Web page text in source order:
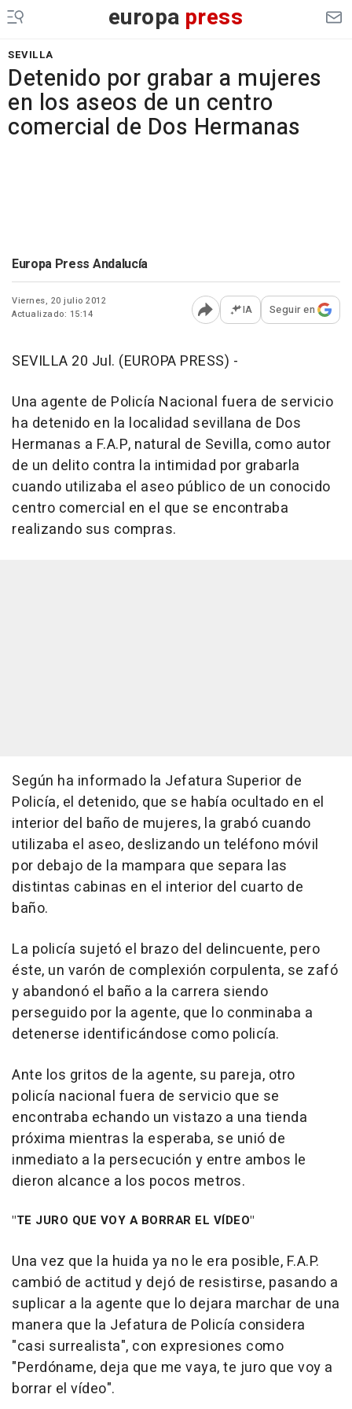
europa press
SEVILLA
Detenido por grabar a mujeres
en los aseos de un centro
comercial de Dos Hermanas
Europa Press Andalucía
Viernes, 20 julio 2012
Actualizado: 15:14
Abrir opciones para
IA Seguir en
SEVILLA 20 Jul. (EUROPA PRESS) -
Una agente de Policía Nacional fuera de servicio
ha detenido en la localidad sevillana de Dos
Hermanas a F.A.P, natural de Sevilla, como autor
de un delito contra la intimidad por grabarla
cuando utilizaba el aseo público de un conocido
centro comercial en el que se encontraba
realizando sus compras.
Según ha informado la Jefatura Superior de
Policía, el detenido, que se había ocultado en el
interior del baño de mujeres, la grabó cuando
utilizaba el aseo, deslizando un teléfono móvil
por debajo de la mampara que separa las
distintas cabinas en el interior del cuarto de
baño.
La policía sujetó el brazo del delincuente, pero
éste, un varón de complexión corpulenta, se zafó
y abandonó el baño a la carrera siendo
perseguido por la agente, que lo conminaba a
detenerse identificándose como policía.
Ante los gritos de la agente, su pareja, otro
policía nacional fuera de servicio que se
encontraba echando un vistazo a una tienda
próxima mientras la esperaba, se unió de
inmediato a la persecución y entre ambos le
dieron alcance a los pocos metros.
"TE JURO QUE VOY A BORRAR EL VÍDEO"
Una vez que la huida ya no le era posible, F.A.P.
cambió de actitud y dejó de resistirse, pasando a
suplicar a la agente que lo dejara marchar de una
manera que la Jefatura de Policía considera
"casi surrealista", con expresiones como
"Perdóname, deja que me vaya, te juro que voy a
borrar el vídeo".